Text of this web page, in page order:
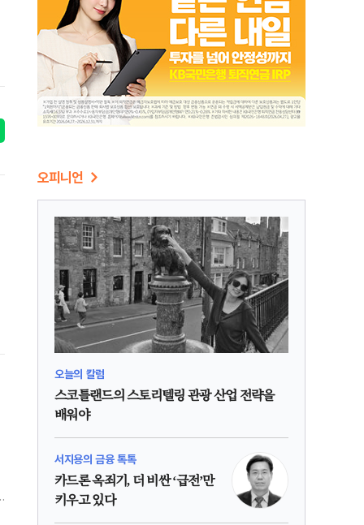
오피니언
오늘의 칼럼
스코틀랜드의 스토리텔링 관광 산업 전략을
배워야
서지용의 금융 톡톡
카드론 옥죄기, 더 비싼 ‘급전’만
키우고 있다